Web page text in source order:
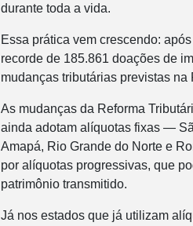
durante toda a vida.
Essa prática vem crescendo:
recorde de 185.861 doações de
mudanças tributárias previstas na
As mudanças da Reforma
ainda adotam alíquotas fixas —
Amapá, Rio Grande do Norte e
por alíquotas progressivas, que
patrimônio transmitido.
Já nos estados que já utilizam